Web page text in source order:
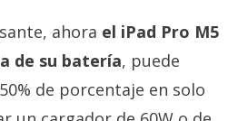
ahora el iPad Pro M5
de su batería, puede
de porcentaje en solo